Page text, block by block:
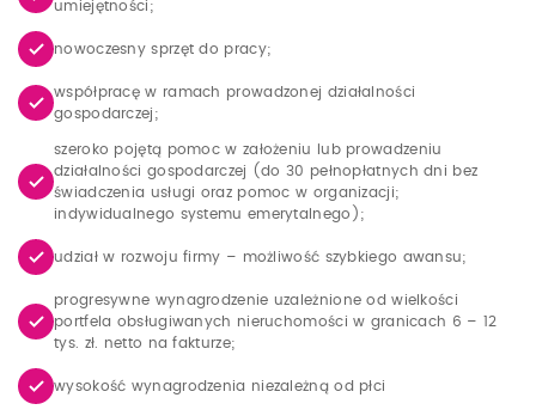
umiejętności;
nowoczesny sprzęt do pracy;
współpracę w ramach prowadzonej działalności
gospodarczej;
szeroko pojętą pomoc w założeniu lub prowadzeniu
działalności gospodarczej (do 30 pełnopłatnych dni bez
świadczenia usługi oraz pomoc w organizacji;
indywidualnego systemu emerytalnego);
udział w rozwoju firmy – możliwość szybkiego awansu;
progresywne wynagrodzenie uzależnione od wielkości
portfela obsługiwanych nieruchomości w granicach 6 – 12
tys. zł. netto na fakturze;
wysokość wynagrodzenia niezależną od płci